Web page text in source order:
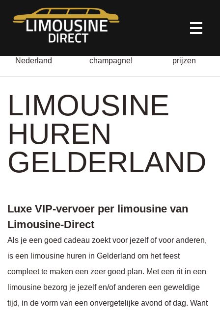
ONZE DIENSTEN
OVER ONS
CONTACT
Door heel
Nederland
champagne!
prijzen
LIMOUSINE
HUREN
GELDERLAND
Luxe VIP-vervoer per limousine van
Limousine-Direct
Als je een goed cadeau zoekt voor jezelf of voor anderen,
is een limousine huren in Gelderland om het feest
compleet te maken een zeer goed plan. Met een rit in een
limousine bezorg je jezelf en/of anderen een geweldige
tijd, in de vorm van een onvergetelijke avond of dag. Want